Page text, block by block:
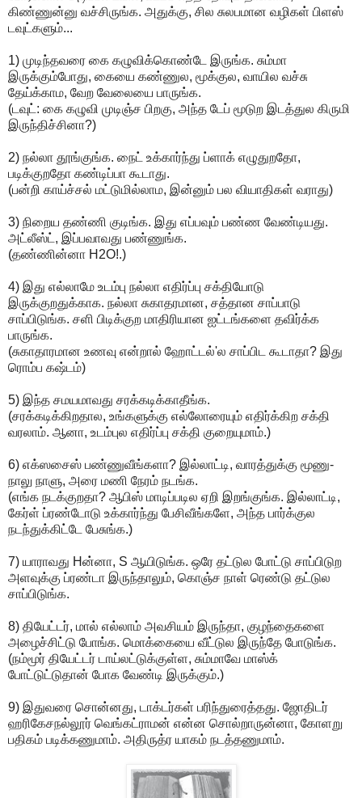
கிண்ணுன்னு வச்சிருங்க. அதுக்கு, சில சுலபமான வழிகள் பிளஸ்
டவுட்களும்...
1) முடிந்தவரை கை கழுவிக்கொண்டே இருங்க. சும்மா
இருக்கும்போது, கையை கண்ணுல, மூக்குல, வாயில வச்சு
தேய்க்காம, வேற வேலையை பாருங்க.
(டவுட்: கை கழுவி முடிஞ்ச பிறகு, அந்த டேப் மூடுற இடத்துல கிருமி
இருந்திச்சினா?)
2) நல்லா தூங்குங்க. நைட் உக்கார்ந்து ப்ளாக் எழுதுறதோ,
படிக்குறதோ கண்டிப்பா கூடாது.
(பன்றி காய்ச்சல் மட்டுமில்லாம, இன்னும் பல வியாதிகள் வராது)
3) நிறைய தண்ணி குடிங்க. இது எப்பவும் பண்ண வேண்டியது.
அட்லீஸ்ட், இப்பவாவது பண்ணுங்க.
(தண்ணின்னா H2O!.)
4) இது எல்லாமே உடம்பு நல்லா எதிர்ப்பு சக்தியோடு
இருக்குறதுக்காக. நல்லா சுகாதரமான, சத்தான சாப்பாடு
சாப்பிடுங்க. சளி பிடிக்குற மாதிரியான ஐட்டங்களை தவிர்க்க
பாருங்க.
(சுகாதாரமான உணவு என்றால் ஹோட்டல்'ல சாப்பிட கூடாதா? இது
ரொம்ப கஷ்டம்)
5) இந்த சமயமாவது சரக்கடிக்காதீங்க.
(சரக்கடிக்கிறதால, உங்களுக்கு எல்லோரையும் எதிர்க்கிற சக்தி
வரலாம். ஆனா, உடம்புல எதிர்ப்பு சக்தி குறையுமாம்.)
6) எக்ஸசைஸ் பண்ணுவீங்களா? இல்லாட்டி, வாரத்துக்கு மூணு-
நாலு நாளு, அரை மணி நேரம் நடங்க.
(எங்க நடக்குறதா? ஆபிஸ் மாடிப்படில ஏறி இறங்குங்க. இல்லாட்டி,
கேர்ள் ப்ரண்டோடு உக்கார்ந்து பேசிவீங்களே, அந்த பார்க்குல
நடந்துக்கிட்டே பேசுங்க.)
7) யாராவது Hன்னா, S ஆயிடுங்க. ஒரே தட்டுல போட்டு சாப்பிடுற
அளவுக்கு ப்ரண்டா இருந்தாலும், கொஞ்ச நாள் ரெண்டு தட்டுல
சாப்பிடுங்க.
8) தியேட்டர், மால் எல்லாம் அவசியம் இருந்தா, குழந்தைகளை
அழைச்சிட்டு போங்க. மொக்கையை வீட்டுல இருந்தே போடுங்க.
(நம்மூர் தியேட்டர் டாய்லட்டுக்குள்ள, சும்மாவே மாஸ்க்
போட்டுட்டுதான் போக வேண்டி இருக்கும்.)
9) இதுவரை சொன்னது, டாக்டர்கள் பரிந்துரைத்தது. ஜோதிடர்
ஹரிகேசநல்லூர் வெங்கட்ராமன் என்ன சொல்றாருன்னா, கோளறு
பதிகம் படிக்கணுமாம். அதிருத்ர யாகம் நடத்தணுமாம்.